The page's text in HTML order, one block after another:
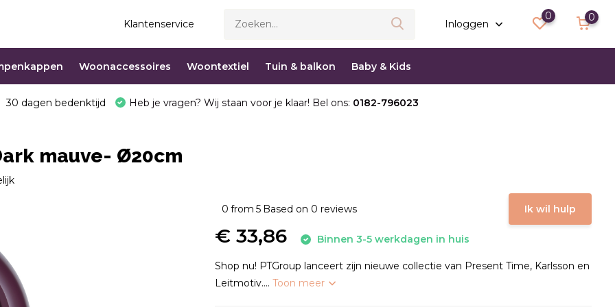
Klantenservice Inloggen
0 0
Woonaccessoires Woontextiel Tuin & balkon Baby & Kids
30 dagen bedenktijd Heb je vragen? Wij staan voor je klaar! Bel ons: 0182-796023
mauve- Ø20cm
0 from 5 Based on 0 reviews Ik wil hulp
€ 33,86 Binnen 3-5 werkdagen in huis
Shop nu! PTGroup lanceert zijn nieuwe collectie van Present Time, Karlsson en
Leitmotiv....Toon meer